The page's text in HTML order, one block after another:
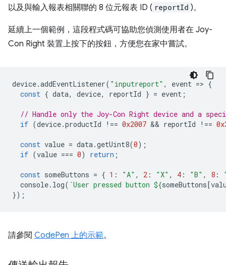
以及與輸入報表相關聯的 8 位元報表 ID ( reportId )。
延續上一個範例，這段程式碼可協助您偵測使用者在 Joy-
Con Right 裝置上按下的按鈕，方便您在家中嘗試。
device.addEventListener( "inputreport" , event => {
const { data, device, reportId } = event ;
// Handle only the Joy-Con Right device and a
if (device.productId !== 0x2007 && reportId !==
const value = data.getUint8(0);
if (value === 0) return ;
const someButtons = { 1 : "A" , 2 : "X" , 4 : "B" , 8 :
console. log( `User pressed button ${someButtons[
});
請參閱 CodePen 上的示範。